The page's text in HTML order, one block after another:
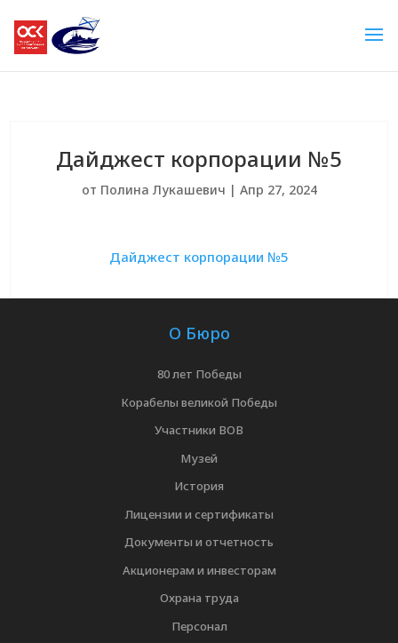
Дайджест корпорации №5
от Полина Лукашевич | Апр 27, 2024
Дайджест корпорации №5
О Бюро
80 лет Победы
Корабелы великой Победы
Участники ВОВ
Музей
История
Лицензии и сертификаты
Документы и отчетность
Акционерам и инвесторам
Охрана труда
Персонал